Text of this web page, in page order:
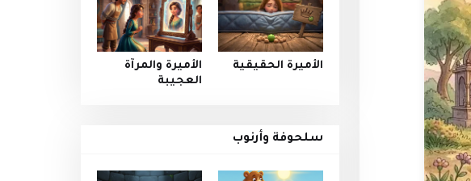
الأميرة الحقيقية
الأميرة والمرآة
العجيبة
سلحوفة وأرنوب